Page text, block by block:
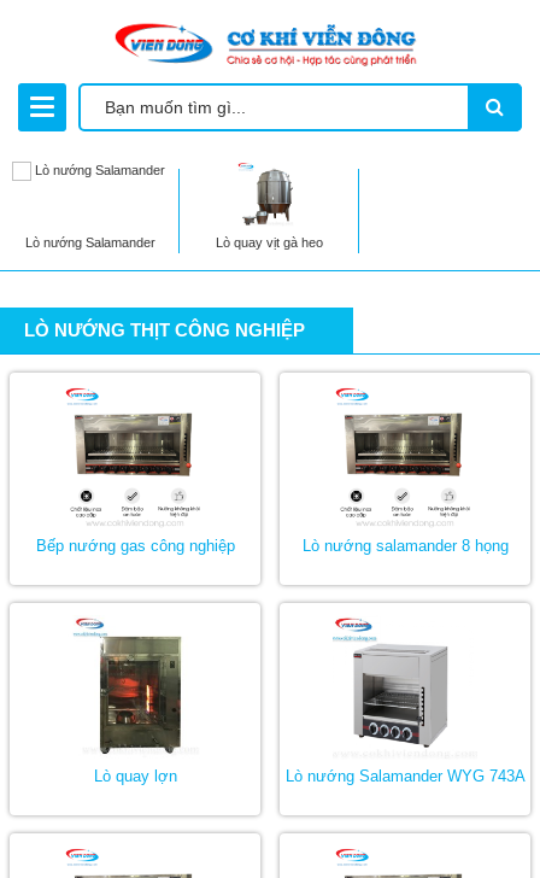
Lò nướng Salamander Lò quay vịt gà heo
LÒ NƯỚNG THỊT CÔNG NGHIỆP
Bếp nướng gas công nghiệp Lò nướng salamander 8 họng
Lò quay lợn Lò nướng Salamander WYG 743A